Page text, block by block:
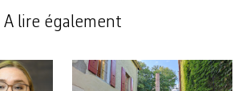
A lire également